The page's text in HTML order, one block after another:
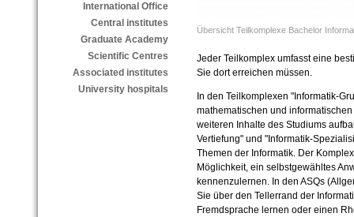
International Office
Central institutes
Graduate Academy
Scientific Centres
Associated institutes
University hospitals
Übersicht Teilkomplexe Bachelor
Jeder Teilkomplex umfasst eine
Sie dort erreichen müssen.
In den Teilkomplexen "Informatik-
mathematischen und
weiteren Inhalte des Studiums
Vertiefung" und "Informatik-
Themen der Informatik. Der
Möglichkeit, ein selbstgewähltes
kennenzulernen. In den ASQs
Sie über den Tellerrand der
Fremdsprache lernen oder einen